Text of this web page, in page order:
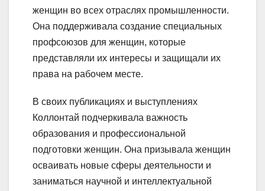
женщин во всех отраслях промышленности.
Она поддерживала создание специальных
профсоюзов для женщин, которые
представляли их интересы и защищали их
права на рабочем месте.
В своих публикациях и выступлениях
Коллонтай подчеркивала важность
образования и профессиональной
подготовки женщин. Она призывала женщин
осваивать новые сферы деятельности и
заниматься научной и интеллектуальной